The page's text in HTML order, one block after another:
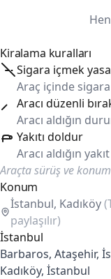
Kiralama kuralları
Sigara içmek
Araç içinde
Aracı düzenli
Aracı aldığın
Yakıtı doldur
Aracı aldığın
Araçta sürüş ve
Konum
İstanbul, Kadıköy
paylaşılır)
İstanbul
Barbaros, Ataşehir,
Kadıköy, İstanbul